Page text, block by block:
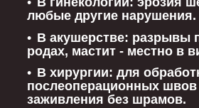
любые другие нарушения.
В акушерстве: разрывы
родах, мастит - местно в
В хирургии: для
послеоперационных
заживления без шрамов.